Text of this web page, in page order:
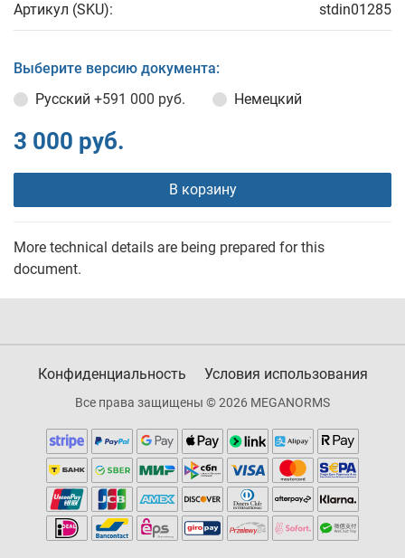
Артикул (SKU): stdin01285
Выберите версию документа:
Русский +591 000 руб. Немецкий
3 000 руб.
В корзину
More technical details are being prepared for this
document.
Конфиденциальность Условия использования
Все права защищены © 2026 MEGANORMS